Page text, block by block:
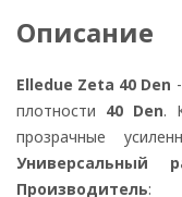
Описание
Elledue Zeta 40 Den
плотности 40 Den.
прозрачные
Универсальный
Производитель: